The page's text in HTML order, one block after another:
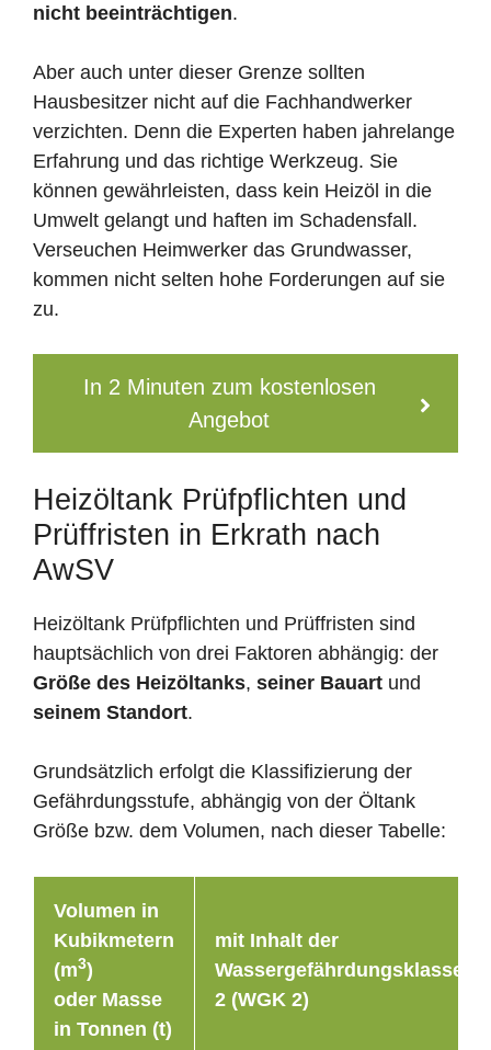
nicht beeinträchtigen.
Aber auch unter dieser Grenze sollten
Hausbesitzer nicht auf die Fachhandwerker
verzichten. Denn die Experten haben jahrelange
Erfahrung und das richtige Werkzeug. Sie
können gewährleisten, dass kein Heizöl in die
Umwelt gelangt und haften im Schadensfall.
Verseuchen Heimwerker das Grundwasser,
kommen nicht selten hohe Forderungen auf sie
zu.
In 2 Minuten zum kostenlosen
Angebot
Heizöltank Prüfpflichten und
Prüffristen in Erkrath nach
AwSV
Heizöltank Prüfpflichten und Prüffristen sind
hauptsächlich von drei Faktoren abhängig: der
Größe des Heizöltanks, seiner Bauart und
seinem Standort.
Grundsätzlich erfolgt die Klassifizierung der
Gefährdungsstufe, abhängig von der Öltank
Größe bzw. dem Volumen, nach dieser Tabelle:
Volumen in
Kubikmetern
(m3)
oder Masse
in Tonnen (t)
mit Inhalt der
Wassergefährdungsklasse
2 (WGK 2)